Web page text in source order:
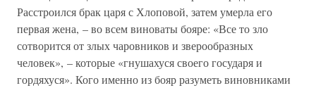
Расстроился брак царя с Хлоповой, затем умерла его
первая жена, – во всем виноваты бояре: «Все то зло
сотворится от злых чаровников и зверообразных
человек», – которые «гнушахуся своего государя и
гордяхуся». Кого именно из бояр разуметь виновниками